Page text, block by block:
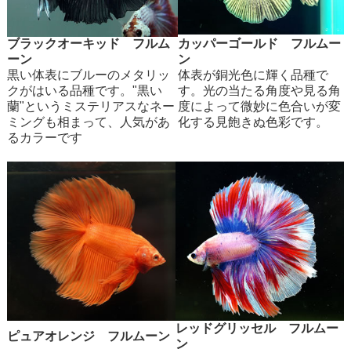
ブラックオーキッド フルム
ーン
カッパーゴールド フルムー
ン
黒い体表にブルーのメタリッ
クがはいる品種です。"黒い
蘭"というミステリアスなネー
ミングも相まって、人気があ
るカラーです
体表が銅光色に輝く品種で
す。光の当たる角度や見る角
度によって微妙に色合いが変
化する見飽きぬ色彩です。
ピュアオレンジ フルムーン
レッドグリッセル フルムー
ン